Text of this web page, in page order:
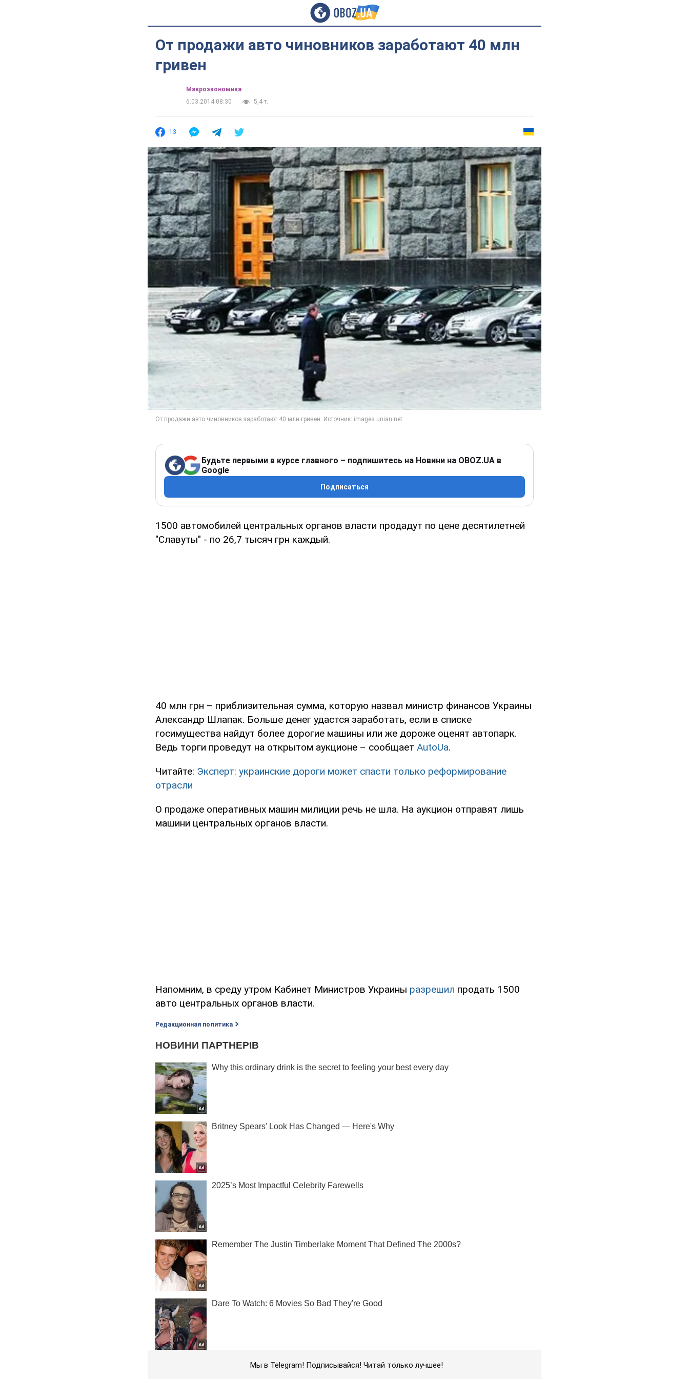
От продажи авто чиновников заработают 40 млн
гривен
Mакроэкономика
6.03.2014 08:30
5,4 т.
13
Будьте первыми в курсе главного – подпишитесь на Новини на OBOZ.UA в
Google
Подписаться
1500 автомобилей центральных органов власти продадут по цене десятилетней
"Славуты" - по 26,7 тысяч грн каждый.
40 млн грн – приблизительная сумма, которую назвал министр финансов Украины
Александр Шлапак. Больше денег удастся заработать, если в списке
госимущества найдут более дорогие машины или же дороже оценят автопарк.
Ведь торги проведут на открытом аукционе – сообщает AutoUa.
Читайте: Эксперт: украинские дороги может спасти только реформирование
отрасли
О продаже оперативных машин милиции речь не шла. На аукцион отправят лишь
машини центральных органов власти.
Напомним, в среду утром Кабинет Министров Украины разрешил продать 1500
авто центральных органов власти.
Редакционная политика
Мы в Telegram! Подписывайся! Читай только лучшее!